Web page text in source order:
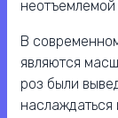
неотъемлемой
В
являются
роз были
наслаждаться